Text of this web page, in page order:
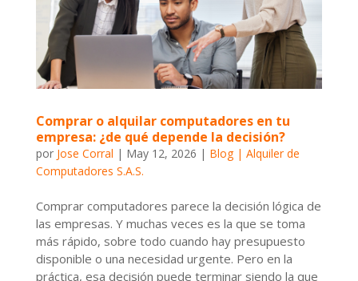
Comprar o alquilar computadores en tu
empresa: ¿de qué depende la decisión?
por Jose Corral | May 12, 2026 | Blog | Alquiler de
Computadores S.A.S.
Comprar computadores parece la decisión lógica de
las empresas. Y muchas veces es la que se toma
más rápido, sobre todo cuando hay presupuesto
disponible o una necesidad urgente. Pero en la
práctica, esa decisión puede terminar siendo la que